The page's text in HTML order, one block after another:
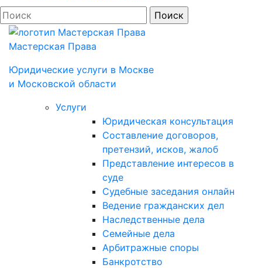
Мастерская Права
Юридические услуги в Моcкве
и Московской области
Услуги
Юридическая консультация
Составление договоров,
претензий, исков, жалоб
Представление интересов в
суде
Судебные заседания онлайн
Ведение гражданских дел
Наследственные дела
Семейные дела
Арбитражные споры
Банкротство